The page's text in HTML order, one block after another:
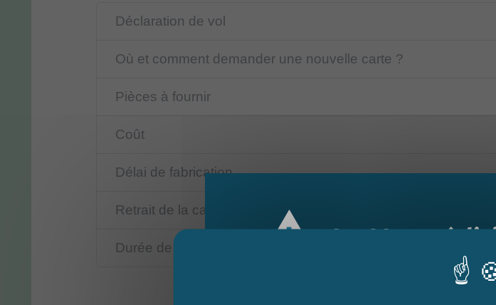
Déclaration de vol
Où et comment demander une nouvelle carte ?
Pièces à fournir
Coût
Délai de fabrication
Retrait de la carte
Durée de validité Le Mag -